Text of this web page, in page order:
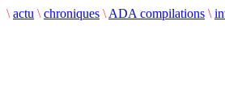
\ actu \ chroniques \ ADA compilations \